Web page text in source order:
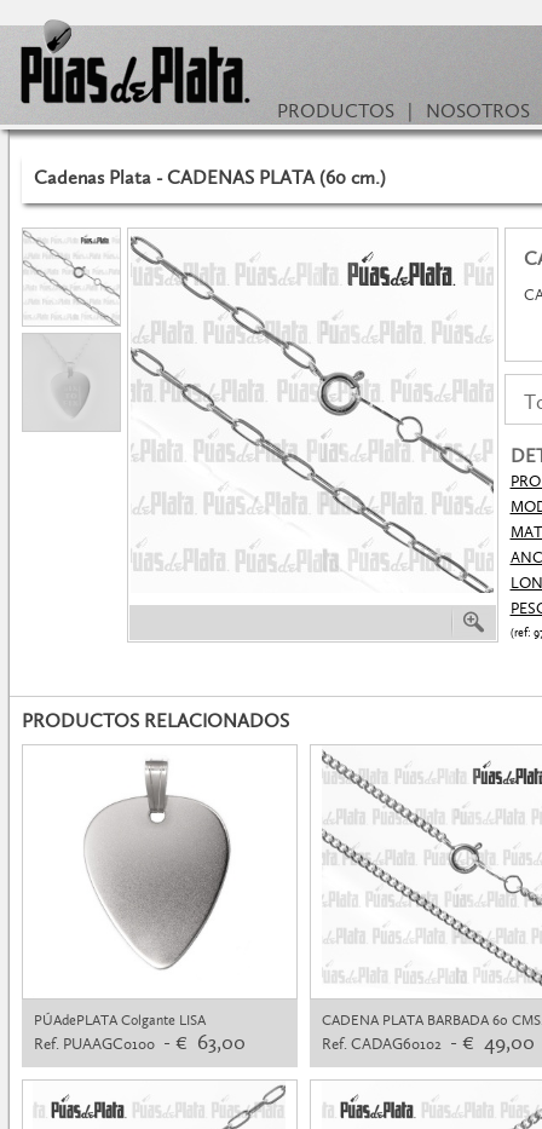
PRODUCTOS | NOSOTROS
Cadenas Plata - CADENAS PLATA (60 cm.)
(ref:
PRODUCTOS RELACIONADOS
PÚAdePLATA Colgante LISA
Ref. PUAAGC0100 - € 63,00
CADENA PLATA BARBADA 60
Ref. CADAG60102 - € 49,00